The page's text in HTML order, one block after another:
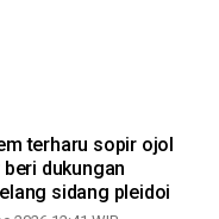
terharu sopir ojol
beri dukungan
sidang pleidoi